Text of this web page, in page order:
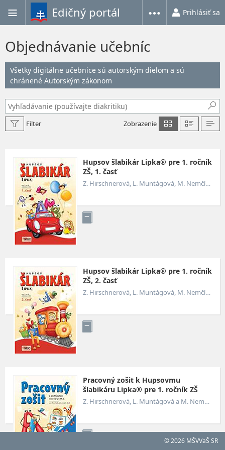
Edičný portál Prihlásiť sa
Objednávanie učebníc
Všetky digitálne učebnice sú autorským dielom a sú
chránené Autorským zákonom
Filter Zobrazenie
Hupsov šlabikár Lipka® pre 1. ročník
ZŠ, 1. časť
Z. Hirschnerová, L. Muntágová, M. Nemčíková a G. Futová
Hupsov šlabikár Lipka® pre 1. ročník
ZŠ, 2. časť
Z. Hirschnerová, L. Muntágová, M. Nemčíková a G. Futová
Pracovný zošit k Hupsovmu
šlabikáru Lipka® pre 1. ročník ZŠ
Z. Hirschnerová, L. Muntágová a M. Nemčíková
© 2026 MŠVVaŠ SR